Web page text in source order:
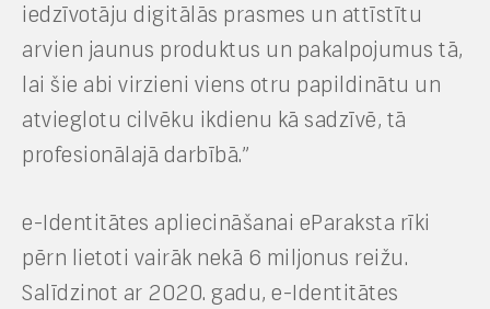
iedzīvotāju digitālās prasmes un attīstītu
arvien jaunus produktus un pakalpojumus tā,
lai šie abi virzieni viens otru papildinātu un
atvieglotu cilvēku ikdienu kā sadzīvē, tā
profesionālajā darbībā.”
e-Identitātes apliecināšanai eParaksta rīki
pērn lietoti vairāk nekā 6 miljonus reižu.
Salīdzinot ar 2020. gadu, e-Identitātes